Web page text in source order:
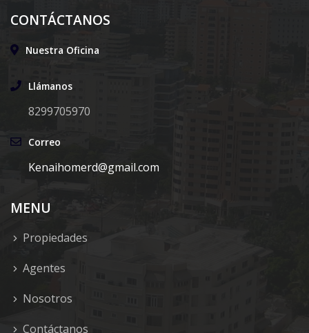
CONTÁCTANOS
Nuestra Oficina
Llámanos
8299705970
Correo
Kenaihomerd@gmail.com
MENU
Propiedades
Agentes
Nosotros
Contáctanos